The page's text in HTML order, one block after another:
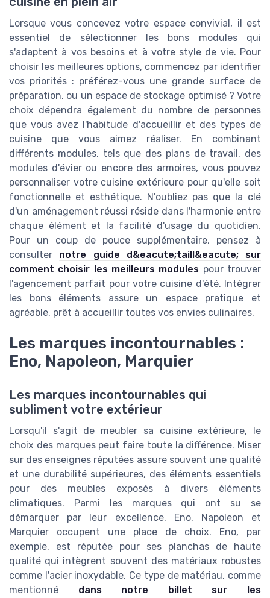
Lorsque vous concevez votre espace convivial, il est
essentiel de sélectionner les bons modules qui
s'adaptent à vos besoins et à votre style de vie. Pour
choisir les meilleures options, commencez par identifier
vos priorités : préférez-vous une grande surface de
préparation, ou un espace de stockage optimisé ? Votre
choix dépendra également du nombre de personnes
que vous avez l'habitude d'accueillir et des types de
cuisine que vous aimez réaliser. En combinant
différents modules, tels que des plans de travail, des
modules d'évier ou encore des armoires, vous pouvez
personnaliser votre cuisine extérieure pour qu'elle soit
fonctionnelle et esthétique. N'oubliez pas que la clé
d'un aménagement réussi réside dans l'harmonie entre
chaque élément et la facilité d'usage du quotidien.
Pour un coup de pouce supplémentaire, pensez à
consulter notre guide d&eacute;taill&eacute; sur
comment choisir les meilleurs modules pour trouver
l'agencement parfait pour votre cuisine d'été. Intégrer
les bons éléments assure un espace pratique et
agréable, prêt à accueillir toutes vos envies culinaires.
Les marques incontournables :
Eno, Napoleon, Marquier
Les marques incontournables qui
subliment votre extérieur
Lorsqu'il s'agit de meubler sa cuisine extérieure, le
choix des marques peut faire toute la différence. Miser
sur des enseignes réputées assure souvent une qualité
et une durabilité supérieures, des éléments essentiels
pour des meubles exposés à divers éléments
climatiques. Parmi les marques qui ont su se
démarquer par leur excellence, Eno, Napoleon et
Marquier occupent une place de choix. Eno, par
exemple, est réputée pour ses planchas de haute
qualité qui intègrent souvent des matériaux robustes
comme l'acier inoxydable. Ce type de matériau, comme
mentionné dans notre billet sur les